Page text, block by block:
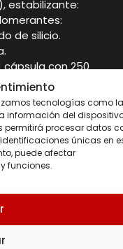
tecnologías como
del
permitirá procesar datos
únicas en
puede afectar
funciones.
estabilizante:
de silicio.
cápsula con 250
de la
embarazada o
no está
edad. Mantener
pequeños.
alimenticios
de una dieta